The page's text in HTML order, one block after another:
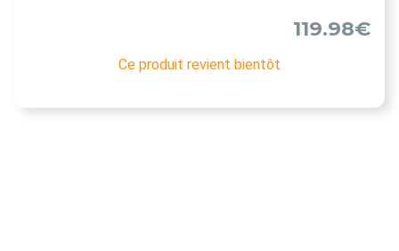
119.98€
Ce produit revient bientôt